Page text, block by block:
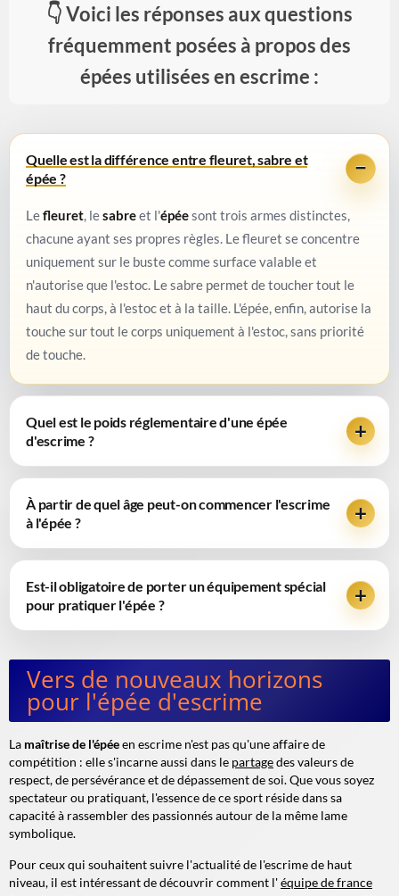
Voici les réponses aux questions
fréquemment posées à propos des
épées utilisées en escrime :
Quelle est la différence entre fleuret, sabre et
épée ?
Lefleuret , lesabreet l'épéesont trois armes distinctes,
chacune ayant ses propres règles. Le fleuret se concentre
uniquement sur le buste comme surface valable et
n'autorise que l'estoc. Le sabre permet de toucher tout le
haut du corps, à l'estoc et à la taille. L'épée, enfin, autorise la
touche sur tout le corps uniquement à l'estoc, sans priorité
de touche.
Quel est le poids réglementaire d'une épée
d'escrime ?
À partir de quel âge peut-on commencer l'escrime
à l'épée ?
Est-il obligatoire de porter un équipement spécial
pour pratiquer l'épée ?
Vers de nouveaux horizons
pour l'épée d'escrime
La maîtrise de l'épéeen escrime n'est pas qu'une affaire de
compétition : elle s'incarne aussi dans le partagedes valeurs de
respect, de persévérance et de dépassement de soi. Que vous soyez
spectateur ou pratiquant, l'essence de ce sport réside dans sa
capacité à rassembler des passionnés autour de la même lame
symbolique.
Pour ceux qui souhaitent suivre l'actualité de l'escrime de haut
niveau, il est intéressant de découvrir comment l'équipe de france